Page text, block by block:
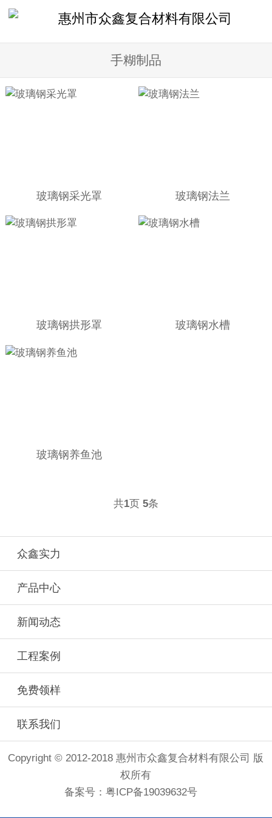
手糊制品
玻璃钢采光罩 玻璃钢法兰
玻璃钢拱形罩 玻璃钢水槽
玻璃钢养鱼池
共1页 5条
众鑫实力
产品中心
新闻动态
工程案例
免费领样
联系我们
Copyright © 2012-2018 惠州市众鑫复合材料有限公司 版
权所有
备案号： 粤ICP备19039632号